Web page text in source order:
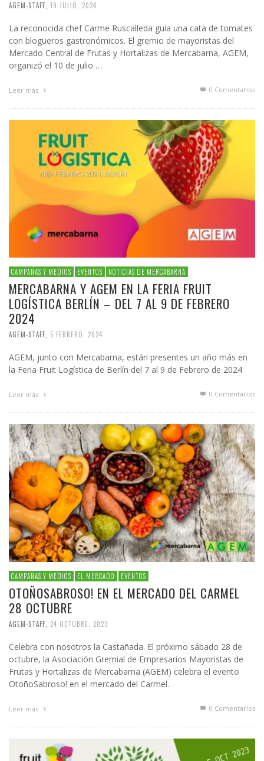
AGEM-STAFF 19 JULIO, 2024
La reconocida chef Carme Ruscalleda guía una cata de tomates
con blogueros gastronómicos. El gremio de mayoristas del
Mercado Central de Frutas y Hortalizas de Mercabarna, AGEM,
organizó el 10 de julio …
Leer más 0 Comentarios
CAMPAÑAS Y MEDIOS EVENTOS NOTICIAS DE MERCABARNA
MERCABARNA Y AGEM EN LA FERIA FRUIT
LOGÍSTICA BERLÍN – DEL 7 AL 9 DE FEBRERO
2024
AGEM-STAFF 5 FEBRERO, 2024
AGEM, junto con Mercabarna, están presentes un año más en
la Feria Fruit Logística de Berlín del 7 al 9 de Febrero de 2024
Leer más 0 Comentarios
CAMPAÑAS Y MEDIOS EL MERCADO EVENTOS
OTOÑOSABROSO! EN EL MERCADO DEL CARMEL
28 OCTUBRE
AGEM-STAFF 24 OCTUBRE, 2023
Celebra con nosotros la Castañada. El próximo sábado 28 de
octubre, la Asociación Gremial de Empresarios Mayoristas de
Frutas y Hortalizas de Mercabarna (AGEM) celebra el evento
OtoñoSabroso! en el mercado del Carmel.
Leer más 0 Comentarios